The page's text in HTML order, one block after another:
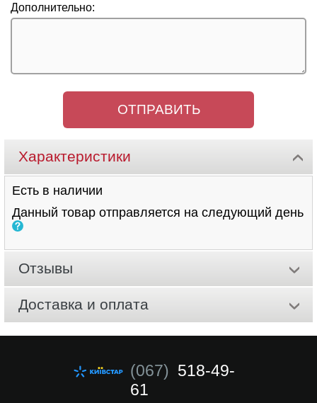
Дополнительно:
Характеристики
Есть в наличии
Данный товар отправляется на следующий день
Отзывы
Доставка и оплата
(067) 518-49-
61